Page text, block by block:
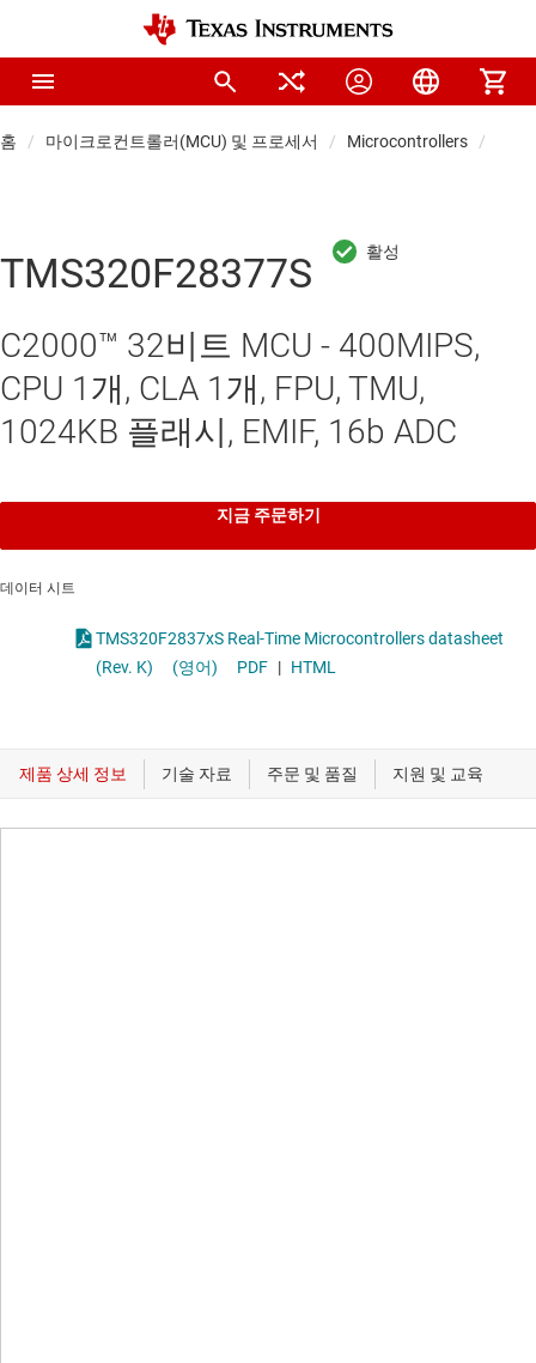
홈 마이크로컨트롤러(MCU) 및 프로세서 Microcontrollers
TMS320F28377S
C2000™ 32비트 MCU - 400MIPS,
CPU 1개, CLA 1개, FPU, TMU,
1024KB 플래시, EMIF, 16b ADC
지금 주문하기
데이터 시트
TMS320F2837xS Real-Time Microcontrollers datasheet
(Rev. K)
(영어) PDF | HTML